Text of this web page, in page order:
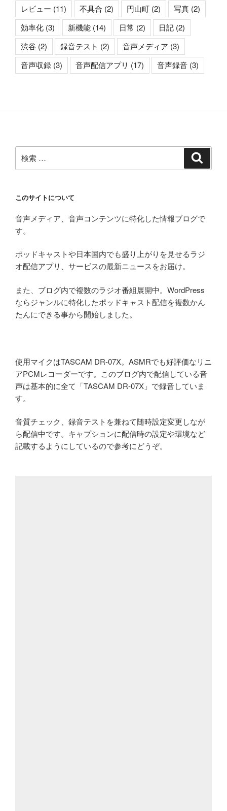
レビュー (11) 不具合 (2) 円山町 (2) 写真 (2)
効率化 (3) 新機能 (14) 日常 (2) 日記 (2)
渋谷 (2) 録音テスト (2) 音声メディア (3)
音声収録 (3) 音声配信アプリ (17) 音声録音 (3)
索:
このサイトについて
音声メディア、音声コンテンツに特化した情報ブログで
す。
ポッドキャストや日本国内でも盛り上がりを見せるラジ
オ配信アプリ、サービスの最新ニュースをお届け。
また、ブログ内で複数のラジオ番組展開中。WordPress
ならジャンルに特化したポッドキャスト配信を複数かん
たんにできる事から開始しました。
使用マイクはTASCAM DR-07X。ASMRでも好評価なリニ
アPCMレコーダーです。このブログ内で配信している音
声は基本的に全て「TASCAM DR-07X」で録音していま
す。
音質チェック、録音テストを兼ねて随時設定変更しなが
ら配信中です。キャプションに配信時の設定や環境など
記載するようにしているので参考にどうぞ。